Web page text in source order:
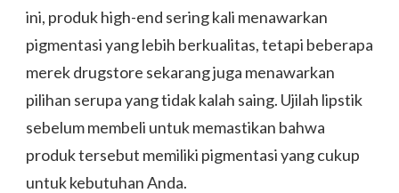
ini, produk high-end sering kali menawarkan
pigmentasi yang lebih berkualitas, tetapi beberapa
merek drugstore sekarang juga menawarkan
pilihan serupa yang tidak kalah saing. Ujilah lipstik
sebelum membeli untuk memastikan bahwa
produk tersebut memiliki pigmentasi yang cukup
untuk kebutuhan Anda.